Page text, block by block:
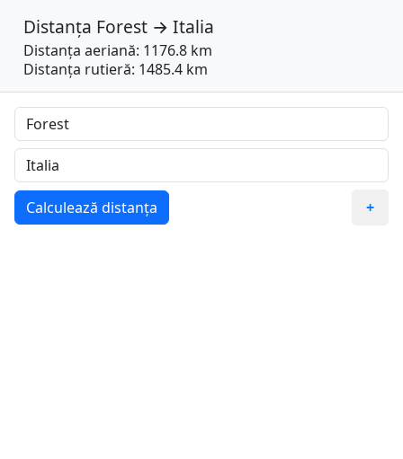
Distanța Forest → Italia
Distanța aeriană: 1176.8 km
Distanța rutieră: 1485.4 km
Calculează distanța +